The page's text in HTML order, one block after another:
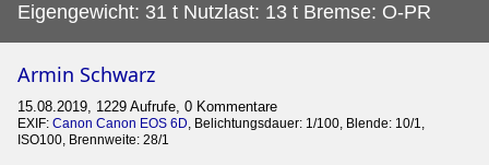
Eigengewicht: 31 t Nutzlast: 13 t Bremse: O-PR
Armin Schwarz
15.08.2019, 1229 Aufrufe, 0 Kommentare
EXIF: Canon Canon EOS 6D, Belichtungsdauer: 1/100, Blende: 10/1,
ISO100, Brennweite: 28/1